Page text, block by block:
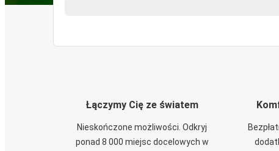
Łączymy Cię ze światem
Nieskończone możliwości. Odkryj
ponad 8 000 miejsc docelowych w